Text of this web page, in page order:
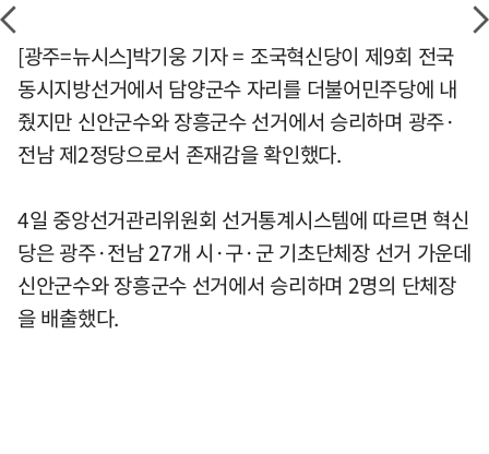
[광주=뉴시스]박기웅 기자 = 조국혁신당이 제9회 전국
동시지방선거에서 담양군수 자리를 더불어민주당에 내
줬지만 신안군수와 장흥군수 선거에서 승리하며 광주·
전남 제2정당으로서 존재감을 확인했다.
4일 중앙선거관리위원회 선거통계시스템에 따르면 혁신
당은 광주·전남 27개 시·구·군 기초단체장 선거 가운데
신안군수와 장흥군수 선거에서 승리하며 2명의 단체장
을 배출했다.